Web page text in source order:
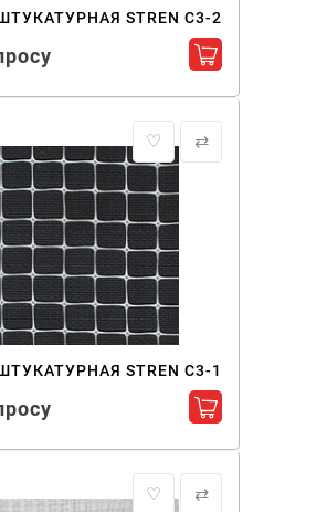
STREN С3-2
Добавить в
♡ ⇄
STREN С3-1
Добавить в
♡ ⇄